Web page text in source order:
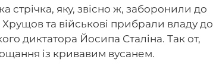
стрічка, яку, звісно ж, заборонили до
та військові прибрали владу до
диктатора Йосипа Сталіна. Так от,
із кривавим вусанем.